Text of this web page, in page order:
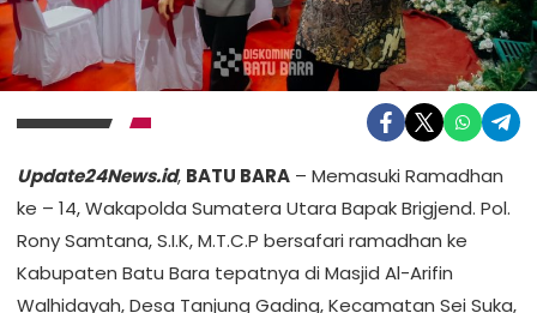
Update24News.id, BATU BARA – Memasuki Ramadhan
ke – 14, Wakapolda Sumatera Utara Bapak Brigjend. Pol.
Rony Samtana, S.I.K, M.T.C.P bersafari ramadhan ke
Kabupaten Batu Bara tepatnya di Masjid Al-Arifin
Walhidayah, Desa Tanjung Gading, Kecamatan Sei Suka,